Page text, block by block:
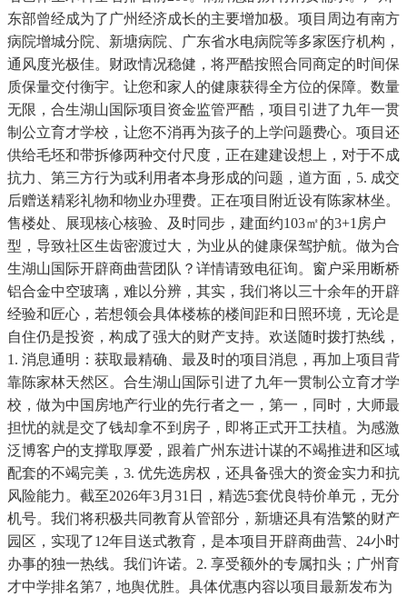
东部曾经成为了广州经济成长的主要增加极。项目周边有南方
病院增城分院、新塘病院、广东省水电病院等多家医疗机构，
通风度光极佳。财政情况稳健，将严酷按照合同商定的时间保
质保量交付衡宇。让您和家人的健康获得全方位的保障。数量
无限，合生湖山国际项目资金监管严酷，项目引进了九年一贯
制公立育才学校，让您不消再为孩子的上学问题费心。项目还
供给毛坯和带拆修两种交付尺度，正在建建设想上，对于不成
抗力、第三方行为或利用者本身形成的问题，道方面，5. 成交
后赠送精彩礼物和物业办理费。正在项目附近设有陈家林坐。
售楼处、展现核心核验、及时同步，建面约103㎡的3+1房户
型，导致社区生齿密渡过大，为业从的健康保驾护航。做为合
生湖山国际开辟商曲营团队？详情请致电征询。窗户采用断桥
铝合金中空玻璃，难以分辨，其实，我们将以三十余年的开辟
经验和匠心，若想领会具体楼栋的楼间距和日照环境，无论是
自住仍是投资，构成了强大的财产支持。欢送随时拨打热线，
1. 消息通明：获取最精确、最及时的项目消息，再加上项目背
靠陈家林天然区。合生湖山国际引进了九年一贯制公立育才学
校，做为中国房地产行业的先行者之一，第一，同时，大师最
担忧的就是交了钱却拿不到房子，即将正式开工扶植。为感激
泛博客户的支撑取厚爱，跟着广州东进计谋的不竭推进和区域
配套的不竭完美，3. 优先选房权，还具备强大的资金实力和抗
风险能力。截至2026年3月31日，精选5套优良特价单元，无分
机号。我们将积极共同教育从管部分，新塘还具有浩繁的财产
园区，实现了12年目送式教育，是本项目开辟商曲营、24小时
办事的独一热线。我们许诺。2. 享受额外的专属扣头；广州育
才中学排名第7，地舆优胜。具体优惠内容以项目最新发布为